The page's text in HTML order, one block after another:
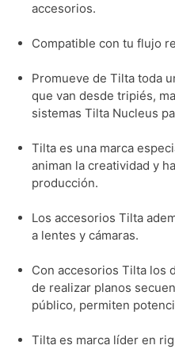
accesorios.
Compatible con tu flujo
Promueve de Tilta toda
que van desde tripiés,
sistemas Tilta Nucleus
Tilta es una marca
animan la creatividad y
producción.
Los accesorios Tilta
a lentes y cámaras.
Con accesorios Tilta los
de realizar planos
público, permiten
Tilta es marca líder en